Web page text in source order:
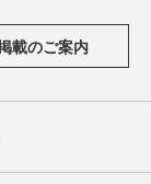
ウェア開発にかかわる
新情報と実践知をお届